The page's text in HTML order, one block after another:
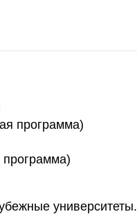
программа)
университеты.